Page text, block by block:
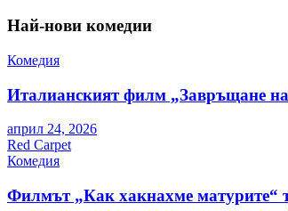
Най-нови комедии
Комедия
Италианският филм „Завръщане
април 24, 2026
Red Carpet
Комедия
Филмът „Как хакнахме матурите“